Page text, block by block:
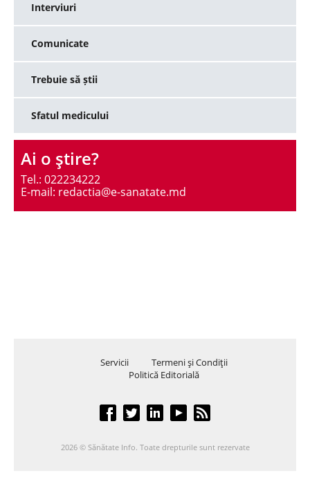
Interviuri
Comunicate
Trebuie să știi
Sfatul medicului
Ai o ştire?
Tel.: 022234222
E-mail: redactia@e-sanatate.md
Servicii
Termeni şi Condiţii
Politică Editorială
2026 © Sănătate Info. Toate drepturile sunt rezervate